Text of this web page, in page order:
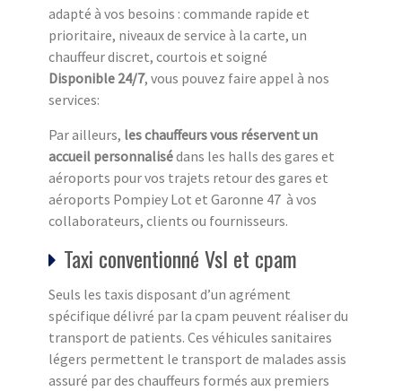
adapté à vos besoins : commande rapide et
prioritaire, niveaux de service à la carte, un
chauffeur discret, courtois et soigné
Disponible 24/7, vous pouvez faire appel à nos
services:
Par ailleurs, les chauffeurs vous réservent un
accueil personnalisédans les halls des gares et
aéroports pour vos trajets retour des gares et
aéroports Pompiey Lot et Garonne 47 à vos
collaborateurs, clients ou fournisseurs.
Taxi conventionné Vsl et cpam
Seuls les taxis disposant d’un agrément
spécifique délivré par la cpam peuvent réaliser du
transport de patients. Ces véhicules sanitaires
légers permettent le transport de malades assis
assuré par des chauffeurs formés aux premiers